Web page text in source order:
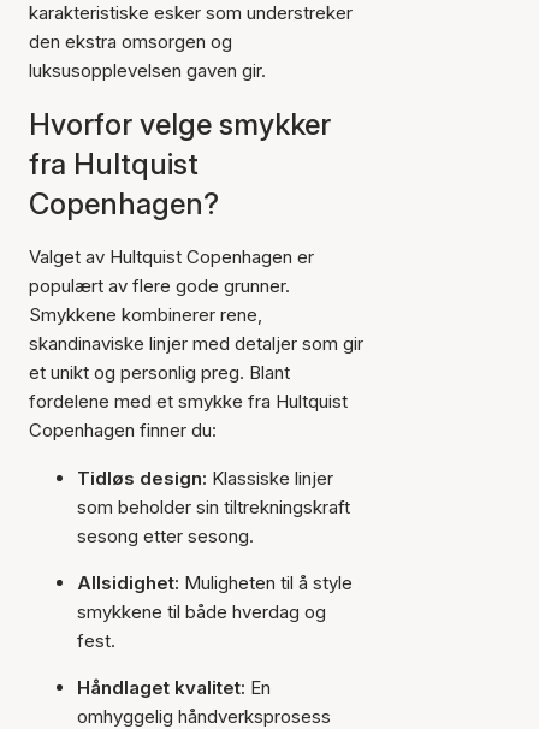
karakteristiske esker som understreker
den ekstra omsorgen og
luksusopplevelsen gaven gir.
Hvorfor velge smykker
fra Hultquist
Copenhagen?
Valget av Hultquist Copenhagen er
populært av flere gode grunner.
Smykkene kombinerer rene,
skandinaviske linjer med detaljer som gir
et unikt og personlig preg. Blant
fordelene med et smykke fra Hultquist
Copenhagen finner du:
Tidløs design: Klassiske linjer
som beholder sin tiltrekningskraft
sesong etter sesong.
Allsidighet: Muligheten til å style
smykkene til både hverdag og
fest.
Håndlaget kvalitet: En
omhyggelig håndverksprosess